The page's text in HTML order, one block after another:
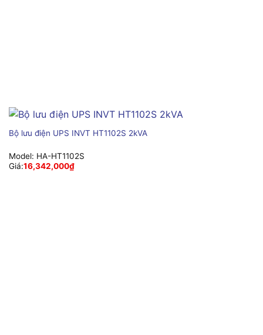
Bộ lưu điện UPS INVT HT1102S 2kVA
Model: HA-HT1102S
Giá:16,342,000₫